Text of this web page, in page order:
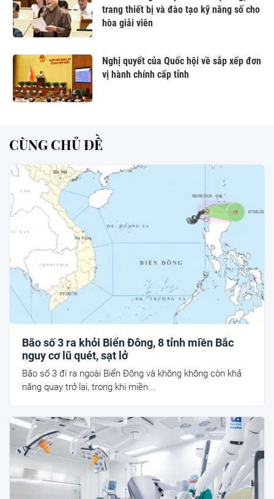
trang thiết bị và đào tạo kỹ năng số cho
hòa giải viên
Nghị quyết của Quốc hội về sắp xếp đơn
vị hành chính cấp tỉnh
CÙNG CHỦ ĐỀ
Bão số 3 ra khỏi Biển Đông, 8 tỉnh miền Bắc
nguy cơ lũ quét, sạt lở
Bão số 3 đi ra ngoài Biển Đông và không không còn khả
năng quay trở lại, trong khi miền...